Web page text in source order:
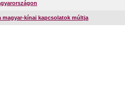
magyar-kínai kapcsolatok múltja